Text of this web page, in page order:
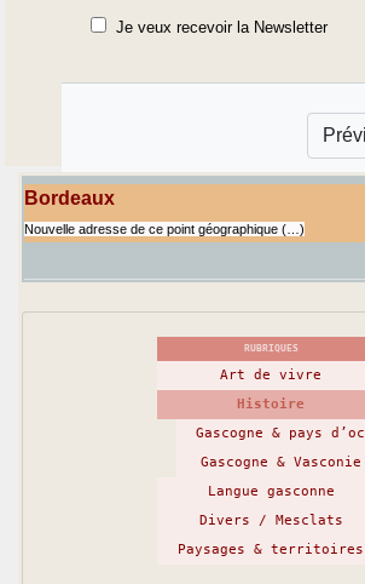
Je veux recevoir la Newsletter
Bordeaux
Nouvelle adresse de ce point géographique (…)
RUBRIQUES
Art de vivre
Histoire
Gascogne & pays d’oc
Gascogne & Vasconie
Langue gasconne
Divers / Mesclats
Paysages & territoires